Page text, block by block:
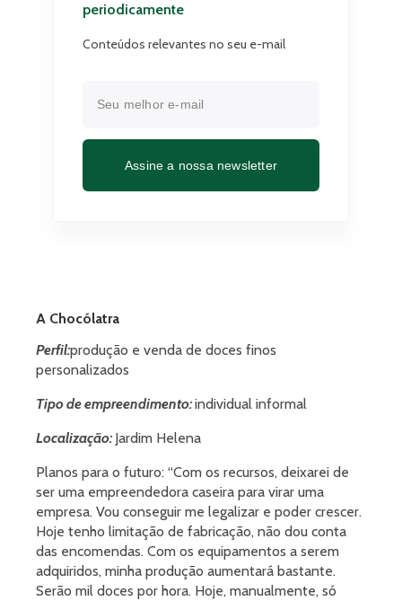
A Chocólatra
Perfil:produção e venda de doces finos
personalizados
Tipo de empreendimento:individual informal
Localização:Jardim Helena
Planos para o futuro: “Com os recursos, deixarei de
ser uma empreendedora caseira para virar uma
empresa. Vou conseguir me legalizar e poder crescer.
Hoje tenho limitação de fabricação, não dou conta
das encomendas. Com os equipamentos a serem
adquiridos, minha produção aumentará bastante.
Serão mil doces por hora. Hoje, manualmente, só
periodicamente
Conteúdos relevantes no seu e-mail
Assine a nossa newsletter